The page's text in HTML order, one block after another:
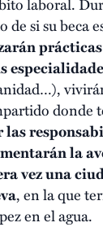
de si su beca
donde
las
la
vez una
, en la que
en el agua.